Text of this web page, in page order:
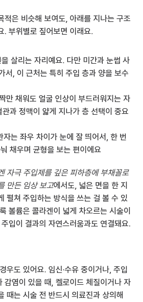
적은 비슷해 보여도, 아래를 지나는 구조
. 부위별로 짚어보면 이래요.
살리는 자리예요. 다만 미간과 눈썹 사
서, 이 근처는 특히 주입 층과 양을 보수
만 채워도 얼굴 인상이 부드러워지는 자
과 정맥이 얇게 지나가 층 선택이 중요
는 좌우 차이가 눈에 잘 띄어서, 한 번
채우며 균형을 보는 편이에요
자극 주입제를 깊은 피하층에 부채꼴로
만든 임상 보고에서도, 넓은 면을 한 지
펼쳐 주입하는 방식을 쓰는 걸 볼 수 있
볼륨은 콜라겐이 넓게 차오르는 시술이
입이 결과의 자연스러움과도 연결돼요.
우도 있어요. 임신·수유 중이거나, 주입
감염이 있을 때, 켈로이드 체질이거나 자
때는 시술 전 반드시 의료진과 상의해